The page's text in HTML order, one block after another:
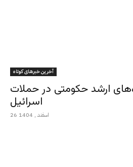
آخرین خبرهای کوتاه
ارشد حکومتی در حملات
اسرائیل
26 اسفند , 1404